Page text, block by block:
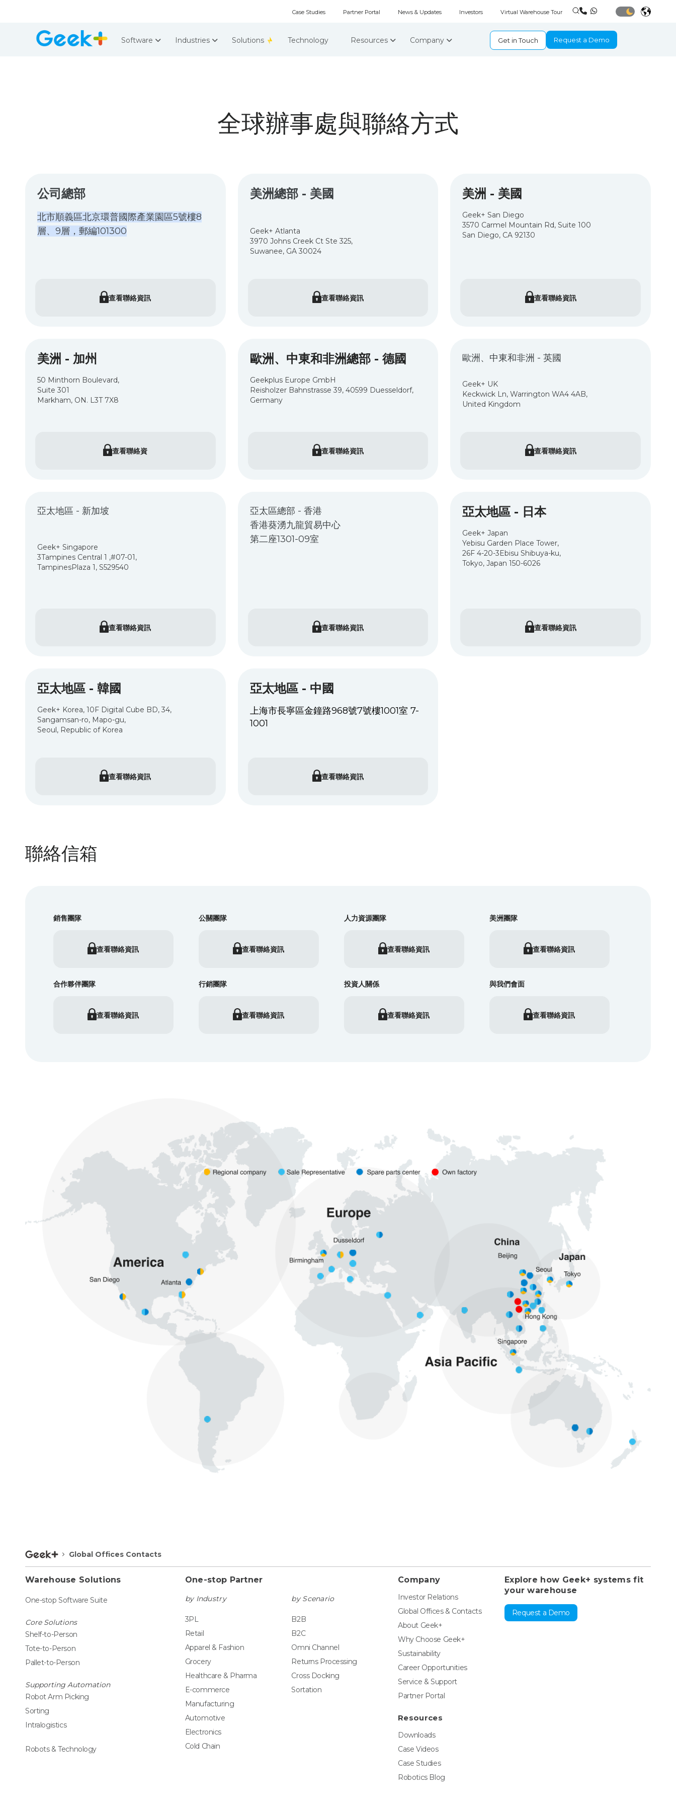
Case Studies Partner Portal News & Updates Investors Virtual Warehouse Tour
Software Industries Solutions Technology Resources Company Get in Touch Request a Demo
全球辦事處與聯絡方式
公司總部
北市順義區北京環普國際產業園區5號樓8
層、9層，郵編101300
查看聯絡資訊
美洲總部 - 美國
Geek+ Atlanta
3970 Johns Creek Ct Ste 325,
Suwanee, GA 30024
查看聯絡資訊
美洲 - 美國
Geek+ San Diego
3570 Carmel Mountain Rd, Suite 100
San Diego, CA 92130
查看聯絡資訊
美洲 - 加州
50 Minthorn Boulevard,
Suite 301
Markham, ON. L3T 7X8
查看聯絡資
歐洲、中東和非洲總部 - 德國
Geekplus Europe GmbH
Reisholzer Bahnstrasse 39, 40599 Duesseldorf,
Germany
查看聯絡資訊
歐洲、中東和非洲 - 英國
Geek+ UK
Keckwick Ln, Warrington WA4 4AB,
United Kingdom
查看聯絡資訊
亞太地區 - 新加坡
Geek+ Singapore
3Tampines Central 1 ,#07-01,
TampinesPlaza 1, S529540
查看聯絡資訊
亞太區總部 - 香港
香港葵湧九龍貿易中心
第二座1301-09室
查看聯絡資訊
亞太地區 - 日本
Geek+ Japan
Yebisu Garden Place Tower,
26F 4-20-3Ebisu Shibuya-ku,
Tokyo, Japan 150-6026
查看聯絡資訊
亞太地區 - 韓國
Geek+ Korea, 10F Digital Cube BD, 34,
Sangamsan-ro, Mapo-gu,
Seoul, Republic of Korea
查看聯絡資訊
亞太地區 - 中國
上海市長寧區金鐘路968號7號樓1001室 7-
1001
查看聯絡資訊
聯絡信箱
銷售團隊
查看聯絡資訊
公關團隊
查看聯絡資訊
人力資源團隊
查看聯絡資訊
美洲團隊
查看聯絡資訊
合作夥伴團隊
查看聯絡資訊
行銷團隊
查看聯絡資訊
投資人關係
查看聯絡資訊
與我們會面
查看聯絡資訊
Global Offices Contacts
Warehouse Solutions
One-stop Software Suite
Core Solutions
Shelf-to-Person
Tote-to-Person
Pallet-to-Person
Supporting Automation
Robot Arm Picking
Sorting
Intralogistics
Robots & Technology
One-stop Partner
by Industry
3PL
Retail
Apparel & Fashion
Grocery
Healthcare & Pharma
E-commerce
Manufacturing
Automotive
Electronics
Cold Chain
by Scenario
B2B
B2C
Omni Channel
Returns Processing
Cross Docking
Sortation
Company
Investor Relations
Global Offices & Contacts
About Geek+
Why Choose Geek+
Sustainability
Career Opportunities
Service & Support
Partner Portal
Resources
Downloads
Case Videos
Case Studies
Robotics Blog
Explore how Geek+ systems fit
your warehouse
Request a Demo